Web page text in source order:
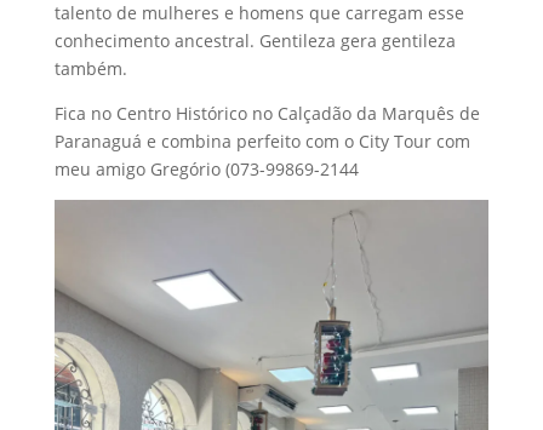
talento de mulheres e homens que carregam esse
conhecimento ancestral. Gentileza gera gentileza
também.
Fica no Centro Histórico no Calçadão da Marquês de
Paranaguá e combina perfeito com o City Tour com
meu amigo Gregório (073-99869-2144